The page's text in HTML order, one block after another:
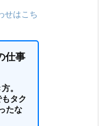
せはこち
仕事
。
タク
たな